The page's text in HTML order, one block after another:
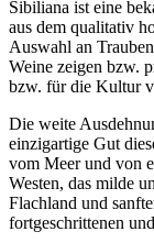
Sibiliana ist eine
aus dem qualitativ
Auswahl an
Weine zeigen bzw.
bzw. für die Kultur
Die weite
einzigartige Gut
vom Meer und von
Westen, das milde
Flachland und
fortgeschrittenen